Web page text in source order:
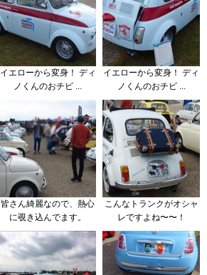
イエローから変身！ ディ
ノくんのおチビ ...
イエローから変身！ ディ
ノくんのおチビ ...
皆さん綺麗なので、熱心
に覗き込んでます。
こんなトランクがオシャ
レですよね〜〜！